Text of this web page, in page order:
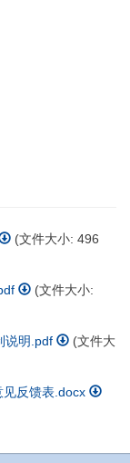
(文件大小: 496
(文件大小:
说明.pdf
(文件大
见反馈表.docx